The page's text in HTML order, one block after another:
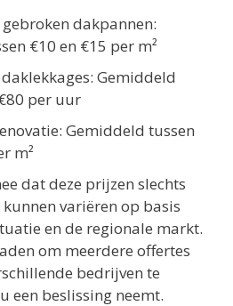
dakpannen:
€10 en €15 per m²
Gemiddeld
per uur
Gemiddeld tussen
m²
dat deze prijzen slechts
variëren op basis
en de regionale markt.
om meerdere offertes
bedrijven te
een beslissing neemt.